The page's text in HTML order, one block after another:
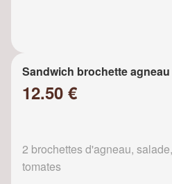
Sandwich brochette agneau
12.50 €
2 brochettes d'agneau,
tomates